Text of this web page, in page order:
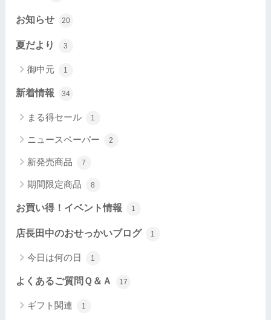
お知らせ 20
夏だより 3
御中元 1
新着情報 34
まる得セール 1
ニュースペーパー 2
新発売商品 7
期間限定商品 8
お買い得！イベント情報 1
店長田中のおせっかいブログ 1
今日は何の日 1
よくあるご質問Ｑ＆Ａ 17
ギフト関連 1